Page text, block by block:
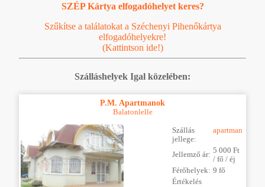
SZÉP Kártya elfogadóhelyet keres?
Szűkítse a találatokat a Széchenyi Pihenőkártya
elfogadóhelyekre!
(Kattintson ide!)
Szálláshelyek Igal közelében:
P.M. Apartmanok
Balatonlelle
Szállás
jellege:
apartman
Jellemző ár: 5 000 Ft
/ fő / éj
Férőhelyek: 9 fő
Értékelés